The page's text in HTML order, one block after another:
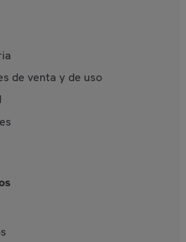
de venta y de uso